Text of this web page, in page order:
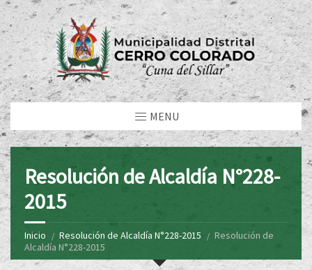
MENU
Resolución de Alcaldía N°228-
2015
Inicio Resolución de Alcaldía N°228-2015
Resolución de
Alcaldía N°228-2015